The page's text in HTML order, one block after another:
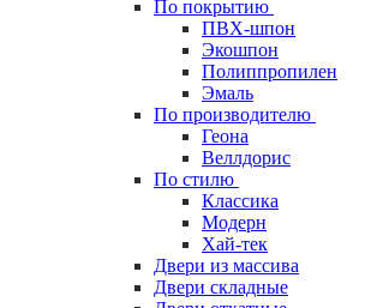
По покрытию
ПВХ-шпон
Экошпон
Полиппропилен
Эмаль
По производителю
Геона
Веллдорис
По стилю
Классика
Модерн
Хай-тек
Двери из массива
Двери складные